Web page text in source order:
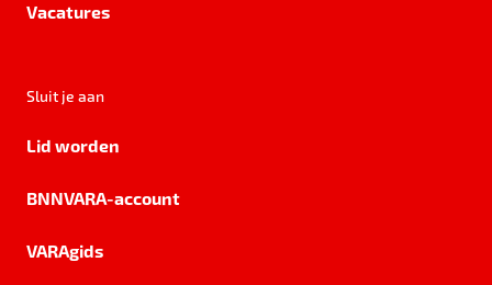
Vacatures
Sluit je aan
Lid worden
BNNVARA-account
VARAgids